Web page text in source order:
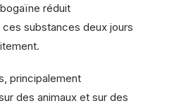
réduit
ces substances deux jours
principalement
des animaux et sur des